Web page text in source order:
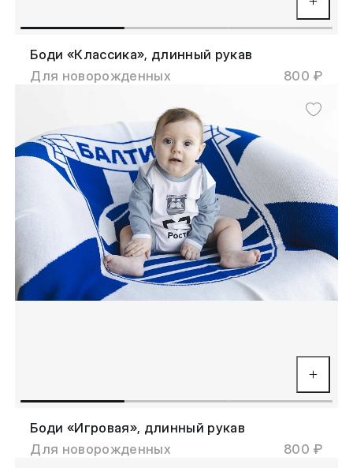
Боди «Классика», длинный рукав
Для новорожденных
800 ₽
Боди «Игровая», длинный рукав
Для новорожденных
800 ₽